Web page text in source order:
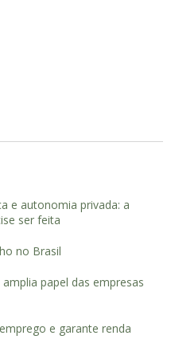
e autonomia privada: a
ser feita
no Brasil
papel das empresas
e garante renda